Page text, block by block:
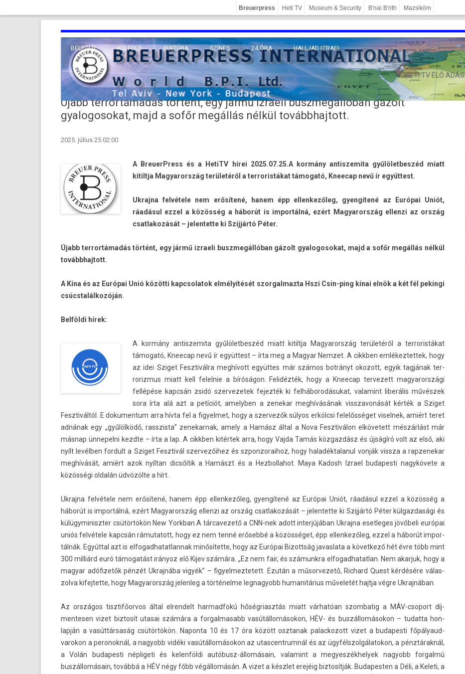
Breuerpress Heti TV Museum & Security B'nai B'rith Mazsiköm
BELFÖLD KÜLFÖLD
EURÓPA
KÖZEL-KELET
TÁVOL-KELET
KULTÚRA
TUDOMÁNY
VALLÁS
SZÍNES 24 ÓRA HALLJAD IZRAEL
HETI TV ÉLŐ ADÁS
Újabb terrortámadás történt, egy jármű izraeli buszmegállóban gázolt
gyalogosokat, majd a sofőr megállás nélkül továbbhajtott.
2025. július 25 02:00
A BreuerPress és a HetiTV hírei 2025.07.25.A kormány anti­szemita gyűlölet­beszéd miatt
kitiltja Magyarország területéről a ter­roris­tákat támogató, Kneecap nevű ír együttest.
Uk­rajna felvétele nem erősítené, hanem épp el­lenkezőleg, gyengítené az Európai Uniót,
ráadásul ezzel a közösség a háborút is im­por­tálná, ezért Magyarország el­lenzi az ország
csat­lakozását – jelen­tette ki Szijjártó Péter.
Újabb ter­rortámadás történt, egy jármű iz­raeli buszmegál­lóban gázolt gyalogosokat, majd a sofőr megállás nélkül
továbbhaj­tott.
A Kína és az Európai Unió közötti kapcsolatok elmélyítését szor­galmaz­ta Hszi Csin-ping kínai elnök a két fél pekin­gi
csúcstalálkozóján.
Belföldi hírek:
A kormány anti­szemita gyűlölet­beszéd miatt kitiltja Magyarország területéről a ter­roris­tákat
támogató, Kneecap nevű ír együttest – írta meg a Magyar Nem­zet. A cikkb­en em­lékez­tettek, hogy
az idei Sziget Fesztivál­ra meghívott együttes már számos botrányt okozott, egyik tagjának ter­
roriz­mus miatt kell felel­nie a bíróságon. Felidézték, hogy a Kneecap ter­vezett magyarországi
fellépése kapcsán zsidó szer­vezetek fejez­ték ki felháborodásukat, valamint liberális művészek
sora írta alá azt a petíciót, amelyb­en a zenekar meghívásának visszavonását kérték a Sziget
Fesztivál­tól. E dokumen­tum arra hívta fel a figyel­met, hogy a szer­vezők súlyos erkölcsi felelősséget visel­nek, amiért teret
adnának egy „gyűlölködő, rasszis­ta” zenekar­nak, amely a Hamász által a Nova Fesztiválon el­követett mészárlást már
másnap ünnepel­ni kezdte – írta a lap. A cikkb­en kitértek arra, hogy Vajda Tamás közgazdász és újságíró volt az első, aki
nyílt levélben for­dult a Sziget Fesztivál szer­vezőihez és szpon­zoraihoz, hogy haladék­talanul vonják vissza a rap­zenekar
meghívását, amiért azok nyíltan dicsőítik a Hamászt és a Hez­bollahot. Maya Kadosh Iz­rael budapes­ti nagykövete a
közösségi oldalán üdvözölte a hírt.
Uk­rajna felvétele nem erősítené, hanem épp el­lenkezőleg, gyengítené az Európai Uniót, ráadásul ezzel a közösség a
háborút is im­por­tálná, ezért Magyarország el­lenzi az ország csat­lakozását – jelen­tette ki Szijjártó Péter kül­gazdasági és
külügyminiszt­er csütörtökön New Yorkban­.A tár­cavezető a CNN-nek adott in­ter­jújában Uk­rajna eset­leges jövőbeli európai
uniós felvétele kapcsán rámutatott, hogy ez nem tenné erősebbé a közösséget, épp el­lenkezőleg, ezzel a háborút im­por­
tálnák. Egyúttal azt is el­fogad­hatat­lannak minősítette, hogy az Európai Bi­zottság javas­lata a követ­kező hét évre több mint
300 milliárd euró támogatást irányoz elő Kijev számára. „Ez nem fair, és számunkra el­fogad­hatat­lan. Nem akar­juk, hogy a
magyar adófizetők pénzét Uk­rajnába vigyék” – figyel­meztetett. Ezután a műsor­vezető, Ric­hard Quest kérdésére válas­
zolva kifej­tette, hogy Magyarország jelen­leg a történelme leg­nagyobb humanitárius műveletét hajtja végre Uk­rajnában.
Az országos tisztifőor­vos által el­rendelt har­madfokú hőség­riasztás miatt várhatóan szom­batig a MÁV-csoport díj­
mentes­en vizet bi­ztosít utasai számára a for­galmasabb vasútállomásokon, HÉV- és buszállomásokon – tudat­ta hon­
lapján a vasúttársaság csütörtökön. Napon­ta 10 és 17 óra között osztanak palac­kozott vizet a budapes­ti főpályaud­
varokon a per­onok­nál, a nagyobb vidéki vasútállomásokon az utas­centrum­nál és az ügyfélszol­gálatokon, a pénztáraknál,
a Volán budapes­ti nép­ligeti és kelen­földi autóbusz-állomásain, valamint a megyes­zékhelyek nagyobb for­galmú
buszállomásain, továbbá a HÉV négy főbb végállomásán. A vizet a készlet erejéig bi­ztosít­ják. Budapest­en a Déli, a Keleti, a